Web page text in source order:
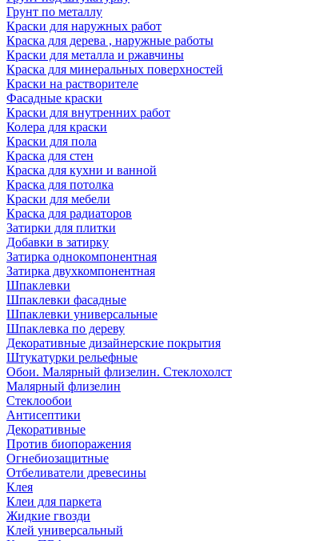
Грунт по металлу
Краски для наружных работ
Краска для дерева , наружные работы
Краски для металла и ржавчины
Краска для минеральных поверхностей
Краски на растворителе
Фасадные краски
Краски для внутренних работ
Колера для краски
Краски для пола
Краска для стен
Краска для кухни и ванной
Краска для потолка
Краски для мебели
Краска для радиаторов
Затирки для плитки
Добавки в затирку
Затирка однокомпонентная
Затирка двухкомпонентная
Шпаклевки
Шпаклевки фасадные
Шпаклевки универсальные
Шпаклевка по дереву
Декоративные дизайнерские покрытия
Штукатурки рельефные
Обои. Малярный флизелин. Стеклохолст
Малярный флизелин
Стеклообои
Антисептики
Декоративные
Против биопоражения
Огнебиозащитные
Отбеливатели древесины
Клея
Клеи для паркета
Жидкие гвозди
Клей универсальный